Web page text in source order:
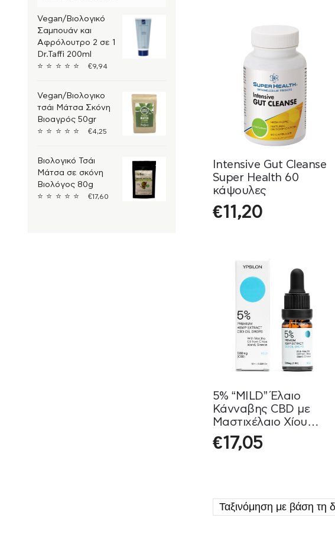
Intensive Gut Cleanse
Super Health 60
κάψουλες
€11,20
5% “MILD” Έλαιο
Κάνναβης CBD με
Μαστιχέλαιο Χίου
(500mg) Ypsilon 10ml
€17,05
Χοληστερίνη
Άγχος – Στρες
Αθλητισμός και Ευεξία
Γυναίκα – Γονιμότητα
Διαβήτης – Σάκχαρο
Κατάθλιψη
Συγκέντρωση
Αντιδιαρροϊκά
Vegan/Βιολογικό
Σαμπουάν και
Αφρόλουτρο 2 σε 1
Dr.Taffi 200ml
⭐ ⭐ ⭐ ⭐ ⭐ €9,94
Vegan/Βιολογικο
τσάι Μάτσα Σκόνη
Βιοαγρός 50gr
⭐ ⭐ ⭐ ⭐ ⭐ €4,25
Βιολογικό Τσάι
Μάτσα σε σκόνη
Βιολόγος 80g
⭐ ⭐ ⭐ ⭐ ⭐ €17,60